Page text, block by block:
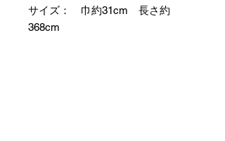
サイズ： 巾約31cm 長さ約
368cm